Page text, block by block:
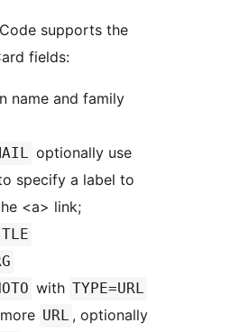
supports the
fields:
name and family
optionally use
specify a label to
<a> link;
with TYPE=URL
URL , optionally